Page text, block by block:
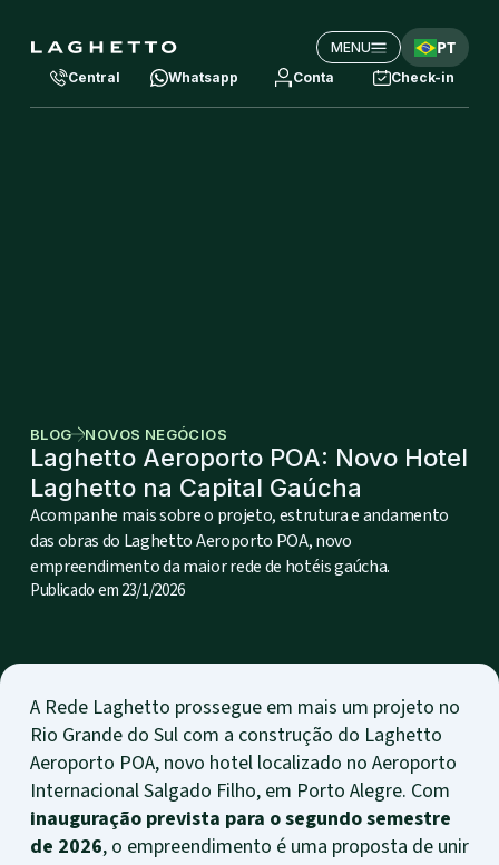
MENU PT
Central Whatsapp Conta Check-in
BLOG NOVOS NEGÓCIOS
Laghetto Aeroporto POA: Novo Hotel
Laghetto na Capital Gaúcha
Acompanhe mais sobre o projeto, estrutura e andamento
das obras do Laghetto Aeroporto POA, novo
empreendimento da maior rede de hotéis gaúcha.
Publicado em23/1/2026
A Rede Laghetto prossegue em mais um projeto no
Rio Grande do Sul com a construção do Laghetto
Aeroporto POA, novo hotel localizado no Aeroporto
Internacional Salgado Filho, em Porto Alegre. Com
inauguração prevista para o segundo semestre
de 2026, o empreendimento é uma proposta de unir